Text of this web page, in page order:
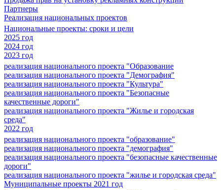
Партнеры
Реализация национальных проектов
Национальные проекты: сроки и цели
2025 год
2024 год
2023 год
реализация национального проекта "Образование
реализация национального проекта "Демография"
реализация национального проекта "Культура"
реализация национального проекта "Безопасные
качественные дороги"
реализация национального проекта "Жилье и городская
среда"
2022 год
реализация национального проекта "образование"
реализация национального проекта "демография"
реализация национального проекта "безопасные качественные
дороги"
реализация национального проекта "жилье и городская среда"
Муниципальные проекты 2021 год